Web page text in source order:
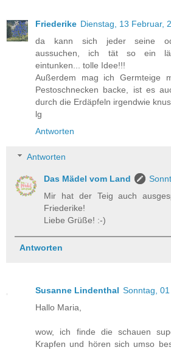
Friederike Dienstag, 13 Februar,
da kann sich jeder seine
aussuchen, ich tät so ein
eintunken... tolle Idee!!!
Außerdem mag ich Germteige
Pestoschnecken backe, ist es
durch die Erdäpfeln irgendwie
lg
Antworten
Antworten
Das Mädel vom Land
Mir hat der Teig auch
Friederike!
Liebe Grüße! :-)
Antworten
Susanne Lindenthal Sonntag,
Hallo Maria,
wow, ich finde die schauen
Krapfen und hören sich umso